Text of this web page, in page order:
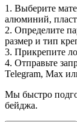
1. Выберите
алюминий,
2. Определите
размер и тип
3. Прикрепите
4. Отправьте
Telegram, Max
Мы быстро
бейджа.